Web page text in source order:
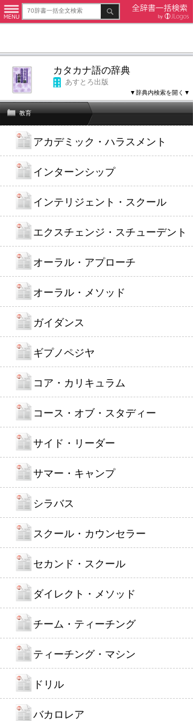
カタカナ語の辞典
あすとろ出版
▼辞典内検索を開く▼
教育
アカデミック・ハラスメント
インターンシップ
インテリジェント・スクール
エクスチェンジ・スチューデント
オーラル・アプローチ
オーラル・メソッド
ガイダンス
ギプノペジヤ
コア・カリキュラム
コース・オブ・スタディー
サイド・リーダー
サマー・キャンプ
シラバス
スクール・カウンセラー
セカンド・スクール
ダイレクト・メソッド
チーム・ティーチング
ティーチング・マシン
ドリル
バカロレア